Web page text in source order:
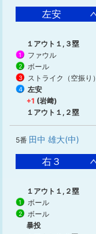
左安
１アウト１,３塁
1 ファウル
2 ボール
3 ストライク（空振り）
4
左安
+1 (岩﨑)
１アウト１,２塁
5番 田中 雄大(中)
右３
１アウト１,２塁
1 ボール
2 ボール
暴投